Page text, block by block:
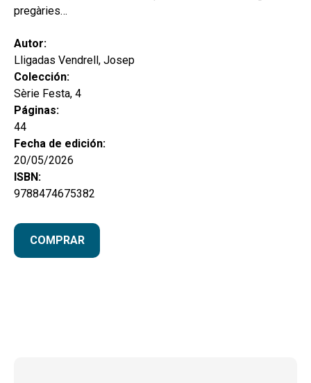
pregàries…
Autor:
Lligadas Vendrell, Josep
Colección:
Sèrie Festa, 4
Páginas:
44
Fecha de edición:
20/05/2026
ISBN:
9788474675382
COMPRAR